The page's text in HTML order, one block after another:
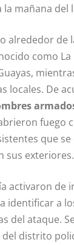
la mañana del
alrededor de
como La
locales. De
fuego
que
sus exteriores.
activaron de
identificar a
del ataque.
del distrito